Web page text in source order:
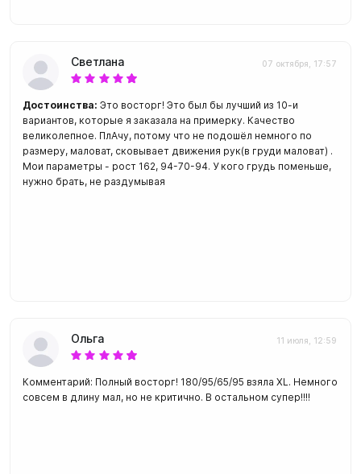
Светлана 07 октября, 17:57
Достоинства: Это восторг! Это был бы лучший из 10-и
вариантов, которые я заказала на примерку. Качество
великолепное. ПлАчу, потому что не подошёл немного по
размеру, маловат, сковывает движения рук(в груди маловат) .
Мои параметры - рост 162, 94-70-94. У кого грудь поменьше,
нужно брать, не раздумывая
Ольга 11 июля, 12:59
Комментарий: Полный восторг! 180/95/65/95 взяла XL. Немного
совсем в длину мал, но не критично. В остальном супер!!!!